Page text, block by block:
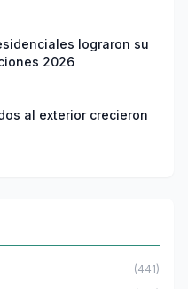
lograron su
2026
al exterior crecieron
(441)